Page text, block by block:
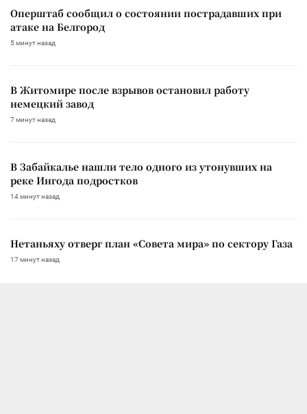
Оперштаб сообщил о состоянии пострадавших при
атаке на Белгород
5 минут назад
В Житомире после взрывов остановил работу
немецкий завод
7 минут назад
В Забайкалье нашли тело одного из утонувших на
реке Ингода подростков
14 минут назад
Нетаньяху отверг план «Совета мира» по сектору Газа
17 минут назад